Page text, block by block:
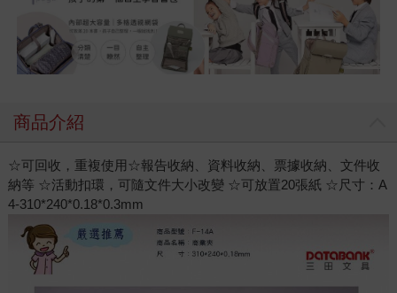
商品介紹
☆可回收，重複使用☆報告收納、資料收納、票據收納、文件收
納等 ☆活動扣環，可隨文件大小改變 ☆可放置20張紙 ☆尺寸：A
4-310*240*0.18*0.3mm